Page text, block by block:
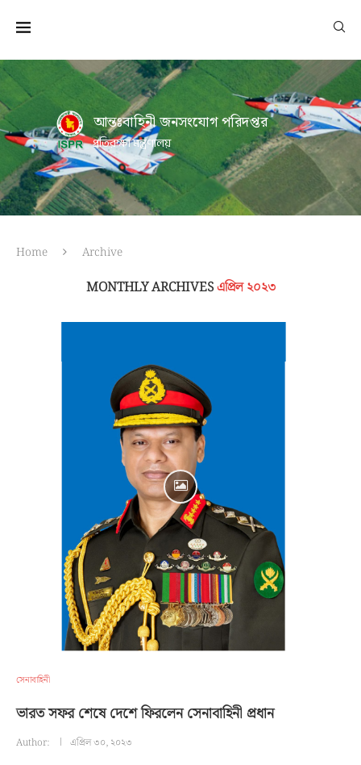
আন্তঃবাহিনী জনসংযোগ পরিদপ্তর
প্রতিরক্ষা মন্ত্রণালয়
Home Archive
MONTHLY ARCHIVESএপ্রিল ২০২৩
সেনাবাহিনী
ভারত সফর শেষে দেশে ফিরলেন সেনাবাহিনী প্রধান
Author: এপ্রিল ৩০, ২০২৩